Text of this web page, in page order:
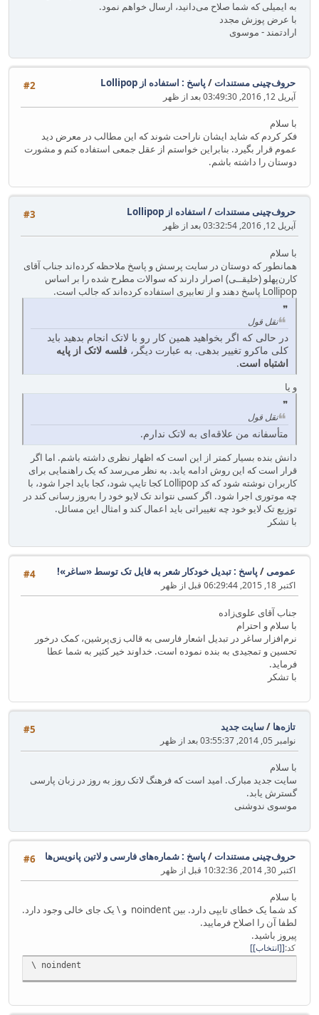
به ایمیلی که شما صلاح می‌دانید، ارسال خواهم نمود.
با عرض پوزش مجدد
ارادتمند - موسوی
#2 حروف‌چینی مستندات/ پاسخ : استفاده از Lollipop
آپریل 12, 2016, 03:49:30 بعد از ظهر
با سلام
فکر کردم که شاید ایشان ناراحت شوند که این مطالب در معرض دید
عموم قرار بگیرد. بنابراین خواستم از عقل جمعی استفاده کنم و مشورت
دوستان را داشته باشم.
#3 حروف‌چینی مستندات/ استفاده از Lollipop
آپریل 12, 2016, 03:32:54 بعد از ظهر
با سلام
همانطور که دوستان در سایت پرسش و پاسخ ملاحظه کرده‌اند جناب آقای
کارن‌پهلو (خلیقــی) اصرار دارند که سوالات مطرح شده را بر اساس
Lollipop پاسخ دهند و از تعابیری استفاده کرده‌اند که جالب است.
نقل قول
در حالی که اگر بخواهید همین کار رو با لاتک انجام بدهید باید
کلی ماکرو تغییر بدهی. به عبارت دیگر، فلسه لاتک از پایه
اشتباه است.
و یا
نقل قول
متأسفانه من علاقه‌ای به لاتک ندارم.
دانش بنده بسیار کمتر از این است که اظهار نظری داشته باشم. اما اگر
قرار است که این روش ادامه یابد. به نظر می‌رسد که یک راهنمایی برای
کاربران نوشته شود که کد Lollipop کجا تایپ شود، کجا باید اجرا شود، با
چه موتوری اجرا شود. اگر کسی نتواند تک لایو خود را به‌روز رسانی کند در
توزیع تک لایو خود چه تغییراتی باید اعمال کند و امثال این مسائل.
با تشکر
#4 عمومی/ پاسخ : تبدیل خودکار شعر به فایل تک توسط ‎«ساغر»!‏
اکتبر 18, 2015, 06:29:44 قبل از ظهر
جناب آقای علوی‌زاده
با سلام و احترام
نرم‌افزار ساغر در تبدیل اشعار فارسی به قالب زی‌پرشین، کمک درخور
تحسین و تمجیدی به بنده نموده است. خداوند خیر کثیر به شما عطا
فرماید.
با تشکر
#5 تازه‌ها /سایت جدید
نوامبر 05, 2014, 03:55:37 بعد از ظهر
با سلام
سایت جدید مبارک. امید است که فرهنگ لاتک روز به روز در زبان پارسی
گسترش یابد.
موسوی ندوشنی
#6 حروف‌چینی مستندات/ پاسخ : شماره‌های فارسی و لاتین پانویس‌ها
اکتبر 30, 2014, 10:32:36 قبل از ظهر
با سلام
کد شما یک خطای تایپی دارد. بین noindent و \ یک جای خالی وجود دارد.
لطفا آن را اصلاح فرمایید.
پیروز باشید.
کد [انتخاب]
\ noindent